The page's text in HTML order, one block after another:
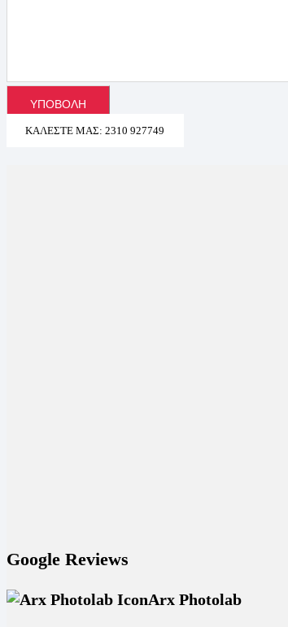
ΚΑΛΈΣΤΕ ΜΑΣ: 2310 927749
Google Reviews
Arx Photolab